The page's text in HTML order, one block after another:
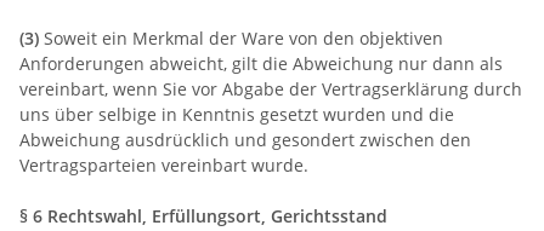
(3) Soweit ein Merkmal der Ware von den objektiven
Anforderungen abweicht, gilt die Abweichung nur dann als
vereinbart, wenn Sie vor Abgabe der Vertragserklärung durch
uns über selbige in Kenntnis gesetzt wurden und die
Abweichung ausdrücklich und gesondert zwischen den
Vertragsparteien vereinbart wurde.
§ 6 Rechtswahl, Erfüllungsort, Gerichtsstand